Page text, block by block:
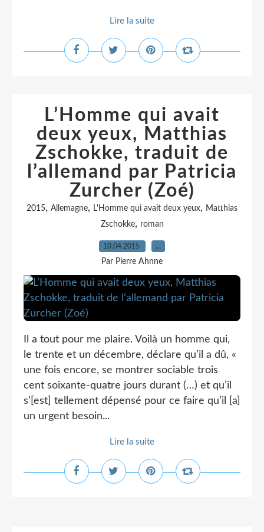
Lire la suite
L’Homme qui avait
deux yeux, Matthias
Zschokke, traduit de
l’allemand par Patricia
Zurcher (Zoé)
2015, Allemagne, L'Homme qui avait deux yeux, Matthias
Zschokke, roman
10.04.2015 …
Par Pierre Ahnne
Il a tout pour me plaire. Voilà un homme qui,
le trente et un décembre, déclare qu’il a dû, «
une fois encore, se montrer sociable trois
cent soixante-quatre jours durant (…) et qu’il
s’[est] tellement dépensé pour ce faire qu’il [a]
un urgent besoin...
Lire la suite